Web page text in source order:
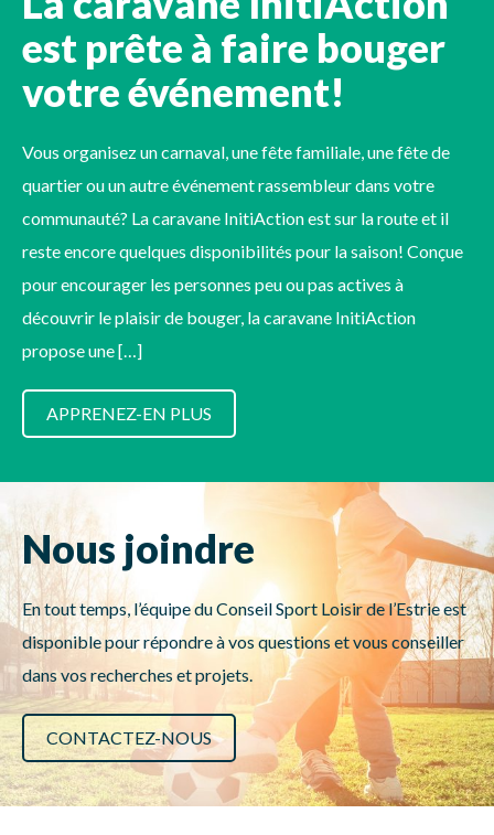
est prête à faire bouger
votre événement!
Vous organisez un carnaval, une fête familiale, une fête de
quartier ou un autre événement rassembleur dans votre
communauté? La caravane InitiAction est sur la route et il
reste encore quelques disponibilités pour la saison! Conçue
pour encourager les personnes peu ou pas actives à
découvrir le plaisir de bouger, la caravane InitiAction
propose une […]
APPRENEZ-EN PLUS
Nous joindre
En tout temps, l’équipe du Conseil Sport Loisir de l’Estrie est
disponible pour répondre à vos questions et vous conseiller
dans vos recherches et projets.
CONTACTEZ-NOUS